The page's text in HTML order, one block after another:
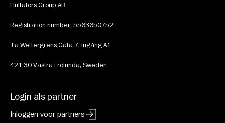
Hultafors Group AB
Registration number: 5563650752
J a Wettergrens Gata 7, Ingång A1
421 30 Västra Frölunda, Sweden
Login als partner
Inloggen voor partners